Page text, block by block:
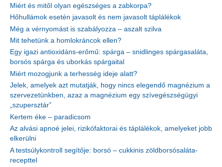
Miért és mitől olyan egészséges a zabkorpa?
Hőhullámok esetén javasolt és nem javasolt táplálékok
Még a vérnyomást is szabályozza – aszalt szilva
Mit tehetünk a homlokráncok ellen?
Egy igazi antioxidáns-erőmű: spárga – snidlinges spárgasaláta,
borsós spárga és uborkás spárgaital
Miért mozogjunk a terhesség ideje alatt?
Jelek, amelyek azt mutatják, hogy nincs elegendő magnézium a
szervezetünkben, azaz a magnézium egy szívegészségügyi
„szupersztár”
Kertem éke – paradicsom
Az alvási apnoé jelei, rizikófaktorai és táplálékok, amelyeket jobb
elkerülni
A testsúlykontroll segítője: borsó – cukkinis zöldborsósaláta-
recepttel